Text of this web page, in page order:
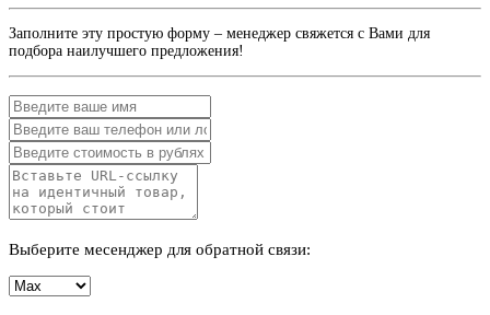
Заполните эту простую форму – менеджер свяжется с Вами для
подбора наилучшего предложения!
Выберите месенджер для обратной связи: